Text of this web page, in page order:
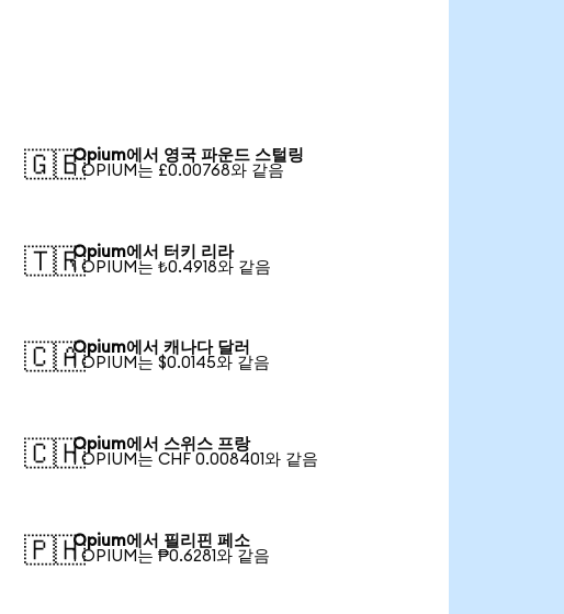
🇬🇧Opium에서 영국 파운드 스털링
1 OPIUM는 £0.00768와 같음
🇹🇷Opium에서 터키 리라
1 OPIUM는 ₺0.4918와 같음
🇨🇦Opium에서 캐나다 달러
1 OPIUM는 $0.0145와 같음
🇨🇭Opium에서 스위스 프랑
1 OPIUM는 CHF 0.008401와 같음
🇵🇭Opium에서 필리핀 페소
1 OPIUM는 ₱0.6281와 같음